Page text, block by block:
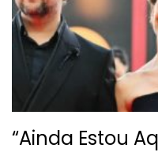
“Ainda Estou